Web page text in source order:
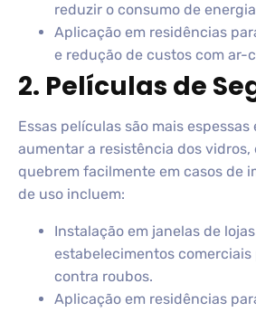
reduzir o consumo de
Aplicação em residências
e redução de custos com ar-
2. Películas de
Essas películas são mais
aumentar a resistência dos
quebrem facilmente em casos de
de uso incluem:
Instalação em janelas de
estabelecimentos
contra roubos.
Aplicação em residências